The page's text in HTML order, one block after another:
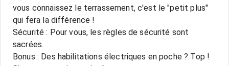
vous connaissez le terrassement, c'est le "petit plus"
qui fera la différence !
Sécurité : Pour vous, les règles de sécurité sont
sacrées.
Bonus : Des habilitations électriques en poche ? Top !